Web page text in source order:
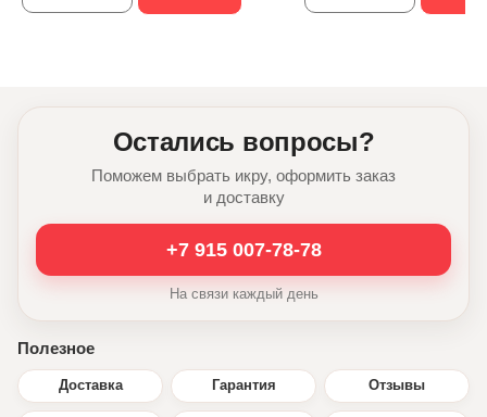
Остались вопросы?
Поможем выбрать икру, оформить заказ
и доставку
+7 915 007-78-78
На связи каждый день
Полезное
Доставка Гарантия Отзывы